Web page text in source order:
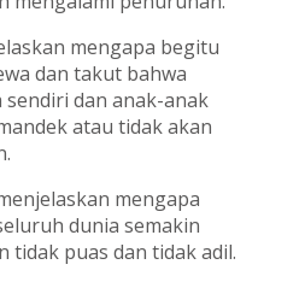
mengapa begitu
dan takut bahwa
dan anak-anak
atau tidak akan
mengapa
dunia semakin
tidak puas dan tidak adil.